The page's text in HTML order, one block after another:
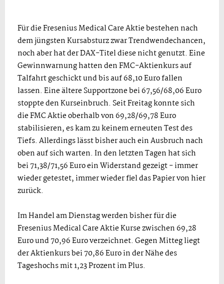
Für die Fresenius Medical Care Aktie bestehen nach
dem jüngsten Kursabsturz zwar Trendwendechancen,
noch aber hat der DAX-Titel diese nicht genutzt. Eine
Gewinnwarnung hatten den FMC-Aktienkurs auf
Talfahrt geschickt und bis auf 68,10 Euro fallen
lassen. Eine ältere Supportzone bei 67,56/68,06 Euro
stoppte den Kurseinbruch. Seit Freitag konnte sich
die FMC Aktie oberhalb von 69,28/69,78 Euro
stabilisieren, es kam zu keinem erneuten Test des
Tiefs. Allerdings lässt bisher auch ein Ausbruch nach
oben auf sich warten. In den letzten Tagen hat sich
bei 71,38/71,56 Euro ein Widerstand gezeigt - immer
wieder getestet, immer wieder fiel das Papier von hier
zurück.
Im Handel am Dienstag werden bisher für die
Fresenius Medical Care Aktie Kurse zwischen 69,28
Euro und 70,96 Euro verzeichnet. Gegen Mitteg liegt
der Aktienkurs bei 70,86 Euro in der Nähe des
Tageshochs mit 1,23 Prozent im Plus.